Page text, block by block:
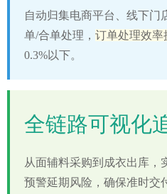
自动归集电商平台、线下门
单/合单处理， 订单处理效率
0.3%以下。
全链路可视化
从面辅料采购到成衣出库，
预警延期风险，确保准时交